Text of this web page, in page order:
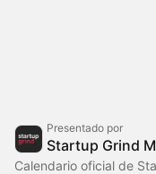
Presentado por
Startup Grind
Calendario oficial de